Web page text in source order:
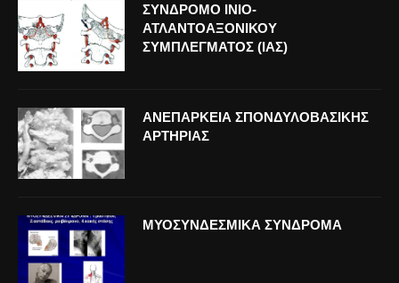
ΣΥΝΔΡΟΜΟ ΙΝΙΟ-
ΑΤΛΑΝΤΟΑΞΟΝΙΚΟΥ
ΣΥΜΠΛΕΓΜΑΤΟΣ (ΙΑΣ)
ΑΝΕΠΑΡΚΕΙΑ ΣΠΟΝΔΥΛΟΒΑΣΙΚΗΣ
ΑΡΤΗΡΙΑΣ
ΜΥΟΣΥΝΔΕΣΜΙΚΑ ΣΥΝΔΡΟΜΑ